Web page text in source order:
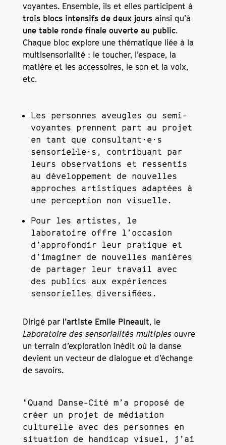
voyantes. Ensemble, ils et elles participent à
trois blocs intensifs de deux joursainsi qu’à
une table ronde finale ouverte au public.
Chaque bloc explore une thématique liée à la
multisensorialité : le toucher, l’espace, la
matière et les accessoires, le son et la voix,
etc.
Les personnes aveugles ou semi-
voyantes prennent part au projet
en tant que consultant·e·s
sensoriel·le·s , contribuant par
leurs observations et ressentis
au développement de nouvelles
approches artistiques adaptées à
une perception non visuelle.
Pour les artistes, le
laboratoire offre l’occasion
d’ approfondir leur pratiqueet
d’imaginer de nouvelles manières
de partager leur travail avec
des publics aux expériences
sensorielles diversifiées.
Dirigé par l’artiste Emile Pineault, le
Laboratoire des sensorialités multiplesouvre
un terrain d’exploration inédit où la danse
devient un vecteur de dialogue et d’échange
de savoirs.
"Quand Danse-Cité m’a proposé de
créer un projet de médiation
culturelle avec des personnes en
situation de handicap visuel, j’ai